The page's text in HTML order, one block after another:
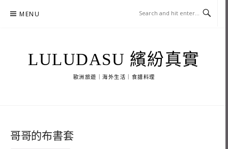
MENU
LULUDASU 繽紛真實
歐洲旅遊｜海外生活｜食譜料理
哥哥的布書套